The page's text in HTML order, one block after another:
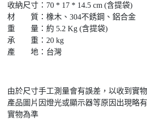
收納尺寸：70 * 17 * 14.5 cm (含提袋)
材 質：橡木、304不銹鋼、鋁合金
重 量：約 5.2 Kg (含提袋)
承 重：20 kg
產 地：台灣
由於尺寸手工測量會有誤差，以收到實
產品圖片因燈光或顯示器等原因出現略
實物為準